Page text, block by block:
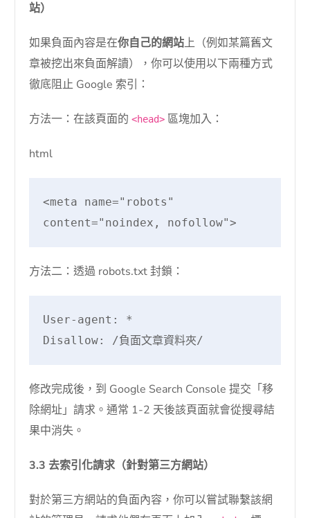
站）
如果負面內容是在你自己的網站上（例如某篇舊文
章被挖出來負面解讀），你可以使用以下兩種方式
徹底阻止 Google 索引：
方法一：在該頁面的<head> 區塊加入：
html
<meta name="robots"
content="noindex, nofollow">
方法二：透過 robots.txt 封鎖：
User-agent: *
Disallow: /負面文章資料夾/
修改完成後，到 Google Search Console 提交「移
除網址」請求。通常 1-2 天後該頁面就會從搜尋結
果中消失。
3.3 去索引化請求（針對第三方網站）
對於第三方網站的負面內容，你可以嘗試聯繫該網